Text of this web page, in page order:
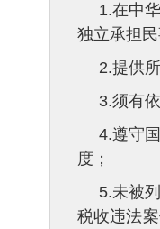
1.在中
独立承担
2.提供
3.须有
4.遵守
度；
5.未被
税收违法